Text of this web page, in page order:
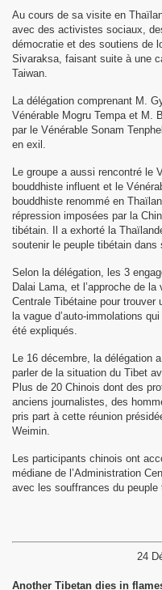
Au cours de sa visite en
avec des activistes sociaux,
démocratie et des soutiens de
Sivaraksa, faisant suite à une
Taiwan.
La délégation comprenant M.
Vénérable Mogru Tempa et M.
par le Vénérable Sonam
en exil.
Le groupe a aussi rencontré le
bouddhiste influent et le
bouddhiste renommé en
répression imposées par la
tibétain. Il a exhorté la
soutenir le peuple tibétain dans
Selon la délégation, les 3
Dalai Lama, et l’approche de
Centrale Tibétaine pour
la vague d’auto-immolations
été expliqués.
Le 16 décembre, la délégation
parler de la situation du Tibet
Plus de 20 Chinois dont des
anciens journalistes, des
pris part à cette réunion
Weimin.
Les participants chinois ont
médiane de l’Administration
avec les souffrances du peuple
24
Another Tibetan dies in